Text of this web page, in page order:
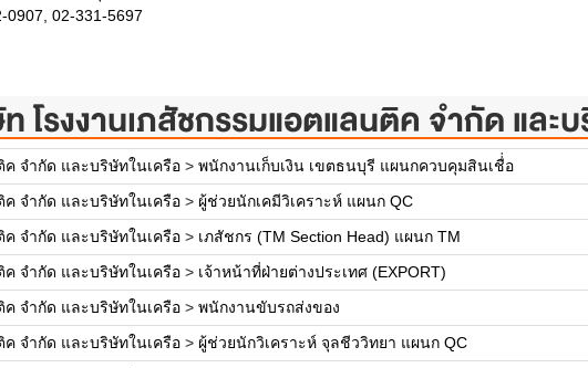
0907, 02-331-5697
โรงงานเภสัชกรรมแอตแลนติค จำกัด และบ
จำกัด และบริษัทในเครือ> พนักงานเก็บเงิน เขตธนบุรี แผนกควบคุมสินเชื่่อ
จำกัด และบริษัทในเครือ> ผู้ช่วยนักเคมีวิเคราะห์ แผนก QC
จำกัด และบริษัทในเครือ> เภสัชกร (TM Section Head) แผนก TM
จำกัด และบริษัทในเครือ> เจ้าหน้าที่ฝ่ายต่างประเทศ (EXPORT)
จำกัด และบริษัทในเครือ> พนักงานขับรถส่งของ
จำกัด และบริษัทในเครือ> ผู้ช่วยนักวิเคราะห์ จุลชีววิทยา แผนก QC